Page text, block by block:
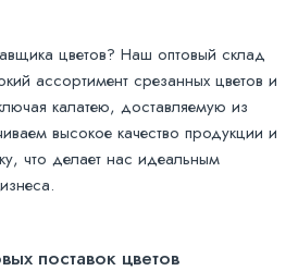
цветов? Наш оптовый склад
ассортимент срезанных цветов и
калатею, доставляемую из
высокое качество продукции и
что делает нас идеальным
поставок цветов